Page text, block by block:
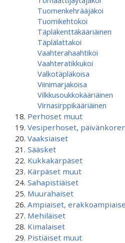
Tuomenkehrääjäkoi
Tuomikehtokoi
Täpläkenttäkääriäinen
Täplälattakoi
Vaahterahaahtikoi
Vaahteratikkukoi
Valkotäpläkoisa
Viinimarjakoisa
Vilkkusoukkokääriäinen
Virnasirppikääriäinen
Perhoset muut
Vesiperhoset,
Vaaksiaiset
Sääsket
Kukkakärpäset
Kärpäset muut
Sahapistiäiset
Muurahaiset
Ampiaiset,
Mehiläiset
Kimalaiset
Pistiäiset muut